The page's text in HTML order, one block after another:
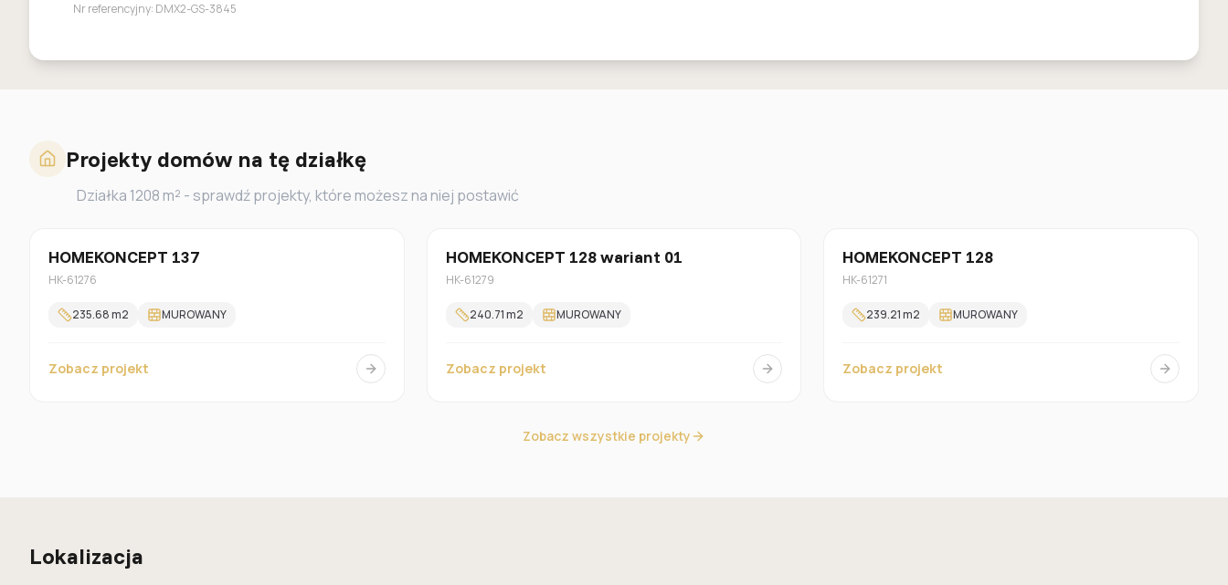
Nr referencyjny: DMX2-GS-3845
Projekty domów na tę działkę
Działka 1208 m² - sprawdź projekty, które możesz na niej postawić
Jednorodzinny
HOMEKONCEPT 137
HK-61276
235.68m2 MUROWANY
Zobacz projekt
Jednorodzinny
HOMEKONCEPT 128 wariant 01
HK-61279
240.71m2 MUROWANY
Zobacz projekt
Jednorodzinny
HOMEKONCEPT 128
HK-61271
239.21m2 MUROWANY
Zobacz projekt
Zobacz wszystkie projekty
Lokalizacja